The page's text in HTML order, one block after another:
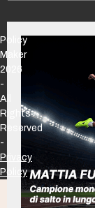
Policy
Maker
2026
-
All
Rights
Reserved
-
Privacy
Policy